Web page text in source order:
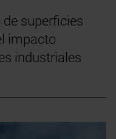
superficies
impacto
industriales